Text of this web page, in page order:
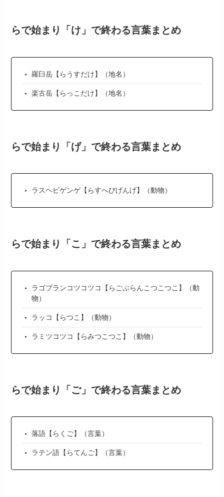
らで始まり「け」で終わる言葉まとめ
羅臼岳【らうすだけ】（地名）
楽古岳【らっこだけ】（地名）
らで始まり「げ」で終わる言葉まとめ
ラスヘビゲンゲ【らすへびげんげ】（動物）
らで始まり「こ」で終わる言葉まとめ
ラゴブランコツコツコ【らごぶらんこつこつこ】（動
物）
ラッコ【らつこ】（動物）
ラミツコツコ【らみつこつこ】（動物）
らで始まり「ご」で終わる言葉まとめ
落語【らくご】（言葉）
ラテン語【らてんご】（言葉）